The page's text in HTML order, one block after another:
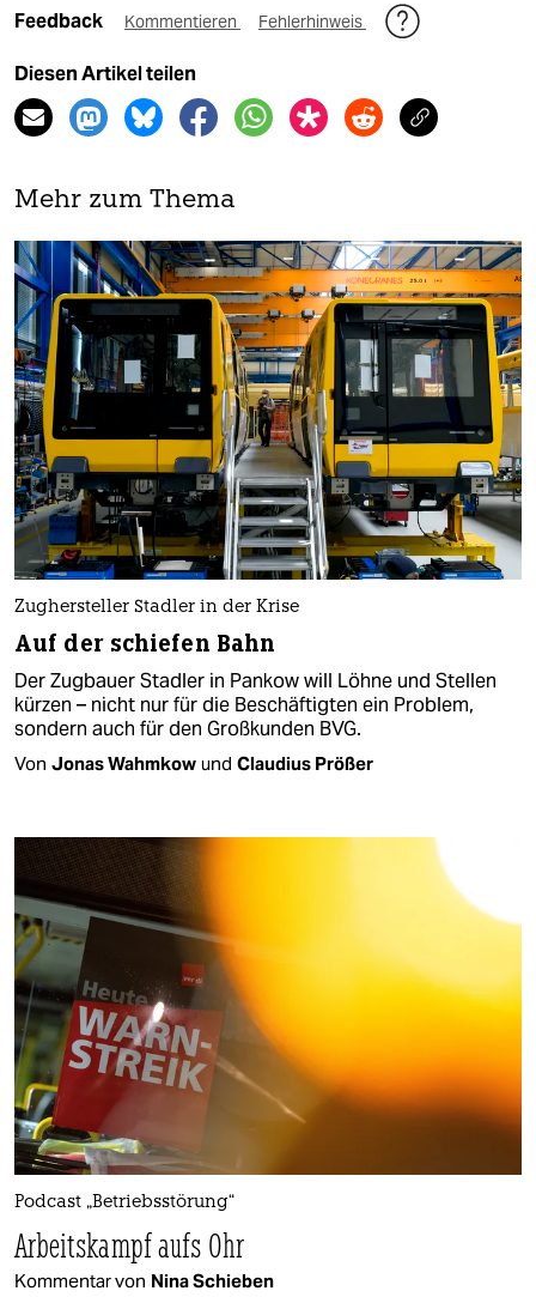
Feedback Kommentieren Fehlerhinweis
Diesen Artikel teilen
Mehr zum Thema
Zughersteller Stadler in der Krise
Auf der schiefen Bahn
Der Zugbauer Stadler in Pankow will Löhne und Stellen
kürzen – nicht nur für die Beschäftigten ein Problem,
sondern auch für den Großkunden BVG.
Von Jonas Wahmkow und Claudius Prößer
Podcast „Betriebsstörung“
Arbeits­kampf aufs Ohr
Kommentar von Nina Schieben